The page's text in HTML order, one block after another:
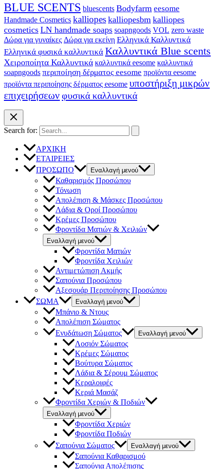
BLUE SCENTS bluescents Bodyfarm eesome
Handmade Cosmetics kalliopes kalliopesbm kalliopes
cosmetics LN handmade soaps soapngoods VOL zero waste
Δώρα για γυναίκες Δώρα για εκείνη Ελληνικά Καλλυντικά
Ελληνικά φυσικά καλλυντικά Καλλυντικά Blue scents
Χειροποίητα Καλλυντικά καλλυντικά eesome καλλυντικά
soapngoods περιποίηση δέρματος eesome προϊόντα eesome
προϊόντα περιποίησης δέρματος eesome υποστήριξη μικρών
επιχειρήσεων φυσικά καλλυντικά
Search for:
ΑΡΧΙΚΗ
ΕΤΑΙΡΕΙΕΣ
ΠΡΟΣΩΠΟ
Εναλλαγή μενού
Καθαρισμός Προσώπου
Τόνωση
Απολέπιση & Μάσκες Προσώπου
Λάδια & Οροί Προσώπου
Κρέμες Προσώπου
Φροντίδα Ματιών & Χειλιών
Εναλλαγή μενού
Φροντίδα Ματιών
Φροντίδα Χειλιών
Αντιμετώπιση Ακμής
Σαπούνια Προσώπου
Αξεσουάρ Περιποίησης Προσώπου
ΣΩΜΑ
Εναλλαγή μενού
Μπάνιο & Ντους
Απολέπιση Σώματος
Ενυδάτωση Σώματος
Εναλλαγή μενού
Λοσιόν Σώματος
Κρέμες Σώματος
Βούτυρα Σώματος
Λάδια & Σέρουμ Σώματος
Κεραλοιφές
Κεριά Μασάζ
Φροντίδα Χεριών & Ποδιών
Εναλλαγή μενού
Φροντίδα Χεριών
Φροντίδα Ποδιών
Σαπούνια Σώματος
Εναλλαγή μενού
Σαπούνια Καθαρισμού
Σαπούνια Απολέπισης